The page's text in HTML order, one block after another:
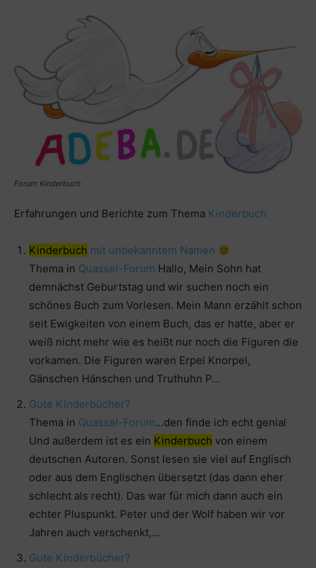
Forum Kinderbuch
Erfahrungen und Berichte zum Thema Kinderbuch
Kinderbuch mit unbekanntem Namen
Thema in Quassel-Forum Hallo, Mein Sohn hat
demnächst Geburtstag und wir suchen noch ein
schönes Buch zum Vorlesen. Mein Mann erzählt schon
seit Ewigkeiten von einem Buch, das er hatte, aber er
weiß nicht mehr wie es heißt nur noch die Figuren die
vorkamen. Die Figuren waren Erpel Knorpel,
Gänschen Hänschen und Truthuhn P…
Gute Kinderbücher?
Thema in Quassel-Forum…den finde ich echt genial
Und außerdem ist es ein Kinderbuch von einem
deutschen Autoren. Sonst lesen sie viel auf Englisch
oder aus dem Englischen übersetzt (das dann eher
schlecht als recht). Das war für mich dann auch ein
echter Pluspunkt. Peter und der Wolf haben wir vor
Jahren auch verschenkt,…
Gute Kinderbücher?